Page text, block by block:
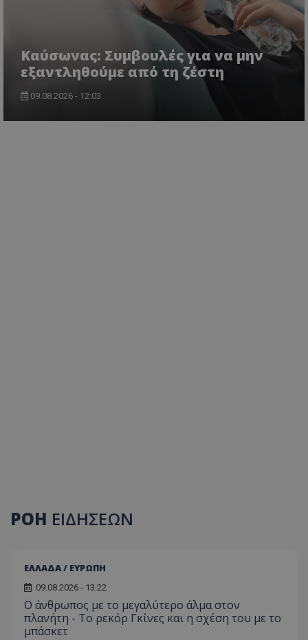
Kαύσωνας: Συμβουλές για να μην
εξαντληθούμε από τη ζέστη
09.08.2026 - 12:03
ΡΟΗ ΕΙΔΗΣΕΩΝ
ΕΛΛΑΔΑ / ΕΥΡΩΠΗ
09.08.2026 - 13:22
Ο άνθρωπος με το μεγαλύτερο άλμα στον
πλανήτη - Το ρεκόρ Γκίνες και η σχέση του με το
μπάσκετ